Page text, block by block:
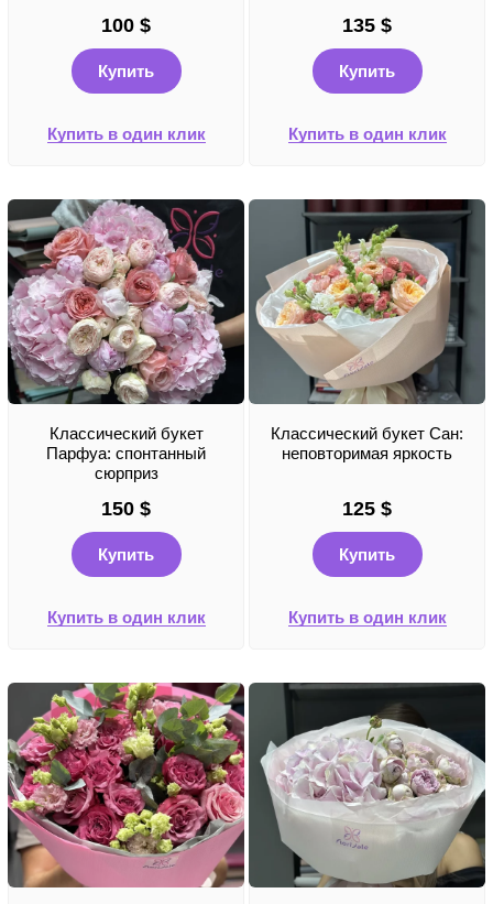
100 $
Купить
Купить в один клик
135 $
Купить
Купить в один клик
Классический букет
Парфуа: спонтанный
сюрприз
150 $
Купить
Купить в один клик
Классический букет Сан:
неповторимая яркость
125 $
Купить
Купить в один клик